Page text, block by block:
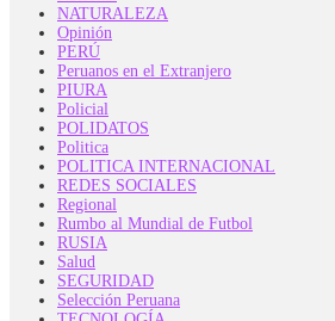
NATURALEZA
Opinión
PERÚ
Peruanos en el Extranjero
PIURA
Policial
POLIDATOS
Politica
POLITICA INTERNACIONAL
REDES SOCIALES
Regional
Rumbo al Mundial de Futbol
RUSIA
Salud
SEGURIDAD
Selección Peruana